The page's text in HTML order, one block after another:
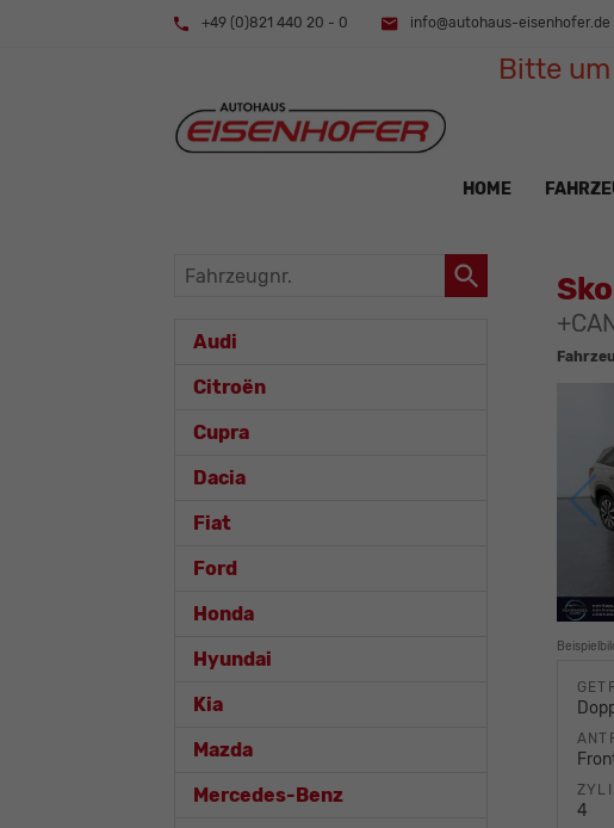
+49 (0)821 440 20 - 0 info@autohaus-eisenhofer.de
Bitte
HOME
4
Fahrzeugnr.
Audi
Citroën
Cupra
Dacia
Fiat
Ford
Honda
Hyundai
Kia
Mazda
Mercedes-Benz